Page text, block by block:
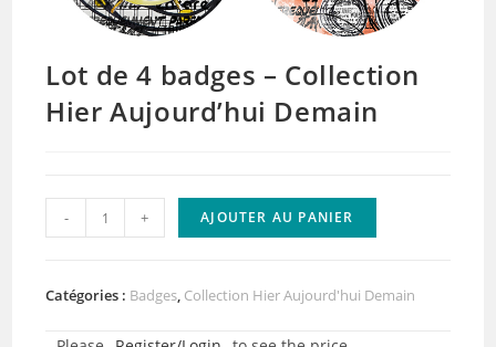
Lot de 4 badges – Collection
Hier Aujourd’hui Demain
quantité
de
de
- + AJOUTER AU PANIER
Catégories : Badges, Collection Hier Aujourd'hui Demain